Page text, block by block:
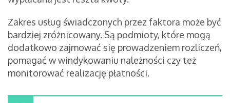
Zakres usług świadczonych przez faktora może być
bardziej zróżnicowany. Są podmioty, które mogą
dodatkowo zajmować się prowadzeniem rozliczeń,
pomagać w windykowaniu należności czy też
monitorować realizację płatności.